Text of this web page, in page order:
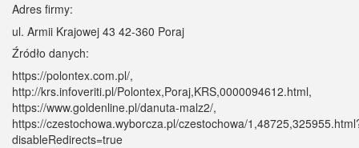
Adres firmy:
ul. Armii Krajowej 43 42-360 Poraj
Źródło danych:
https://polontex.com.pl/,
http://krs.infoveriti.pl/Polontex,Poraj,KRS,0000094612.html,
https://www.goldenline.pl/danuta-malz2/,
https://czestochowa.wyborcza.pl/czestochowa/
disableRedirects=true